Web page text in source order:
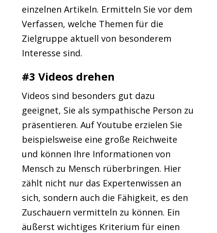
einzelnen Artikeln. Ermitteln Sie vor dem
Verfassen, welche Themen für die
Zielgruppe aktuell von besonderem
Interesse sind.
#3 Videos drehen
Videos sind besonders gut dazu
geeignet, Sie als sympathische Person zu
präsentieren. Auf Youtube erzielen Sie
beispielsweise eine große Reichweite
und können Ihre Informationen von
Mensch zu Mensch rüberbringen. Hier
zählt nicht nur das Expertenwissen an
sich, sondern auch die Fähigkeit, es den
Zuschauern vermitteln zu können. Ein
äußerst wichtiges Kriterium für einen